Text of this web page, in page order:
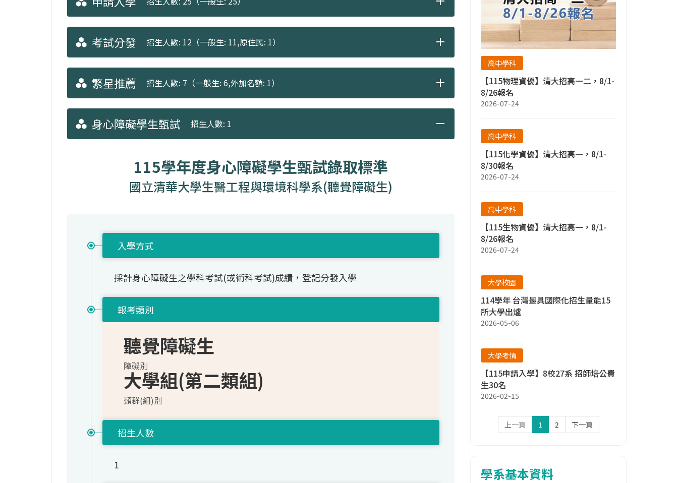
考試分發 招生人數: 12（一般生: 11,原住民: 1）
繁星推薦 招生人數: 7（一般生: 6,外加名額: 1）
身心障礙學生甄試 招生人數: 1
115學年度身心障礙學生甄試錄取標準
國立清華大學生醫工程與環境科學系(聽覺障礙生)
入學方式
採計身心障礙生之學科考試(或術科考試)成績，登記分發入學
報考類別
聽覺障礙生
障礙別
大學組(第二類組)
類群(組)別
招生人數
1
高中學科
【115物理資優】清大招高一二，8/1-
8/26報名
2026-07-24
高中學科
【115化學資優】清大招高一，8/1-
8/30報名
2026-07-24
高中學科
【115生物資優】清大招高一，8/1-
8/26報名
2026-07-24
大學校園
114學年 台灣最具國際化招生量能15
所大學出爐
2026-05-06
大學考情
【115申請入學】8校27系 招師培公費
生30名
2026-02-15
上一頁 1 2 下一頁
學系基本資料